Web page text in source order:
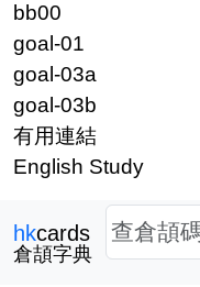
bb00
goal-01
goal-03a
goal-03b
有用連結
English Study
hkcards
倉頡字典